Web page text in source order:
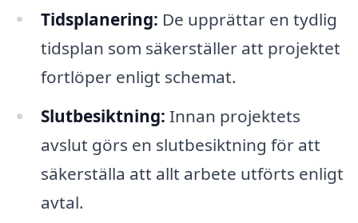
Tidsplanering: De upprättar en tydlig
tidsplan som säkerställer att projektet
fortlöper enligt schemat.
Slutbesiktning: Innan projektets
avslut görs en slutbesiktning för att
säkerställa att allt arbete utförts enligt
avtal.